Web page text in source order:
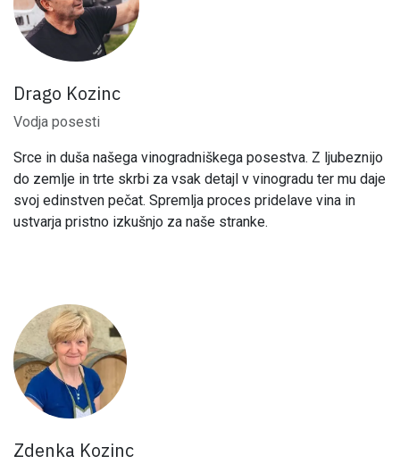
Drago Kozinc
Vodja posesti
Srce in duša našega vinogradniškega posestva. Z ljubeznijo
do zemlje in trte skrbi za vsak detajl v vinogradu ter mu daje
svoj edinstven pečat. Spremlja proces pridelave vina in
ustvarja pristno izkušnjo za naše stranke.
Zdenka Kozinc